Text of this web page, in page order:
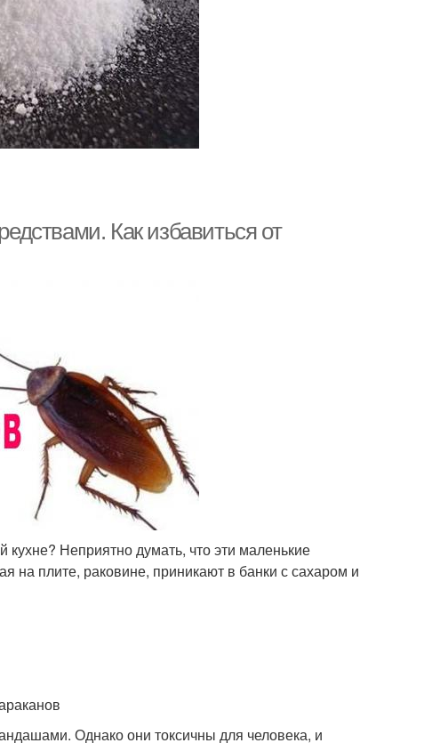
Как избавиться от
кухне? Неприятно думать, что эти маленькие
на плите, раковине, приникают в банки с сахаром и
Однако они токсичны для человека, и